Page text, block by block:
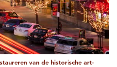
van de historische art-